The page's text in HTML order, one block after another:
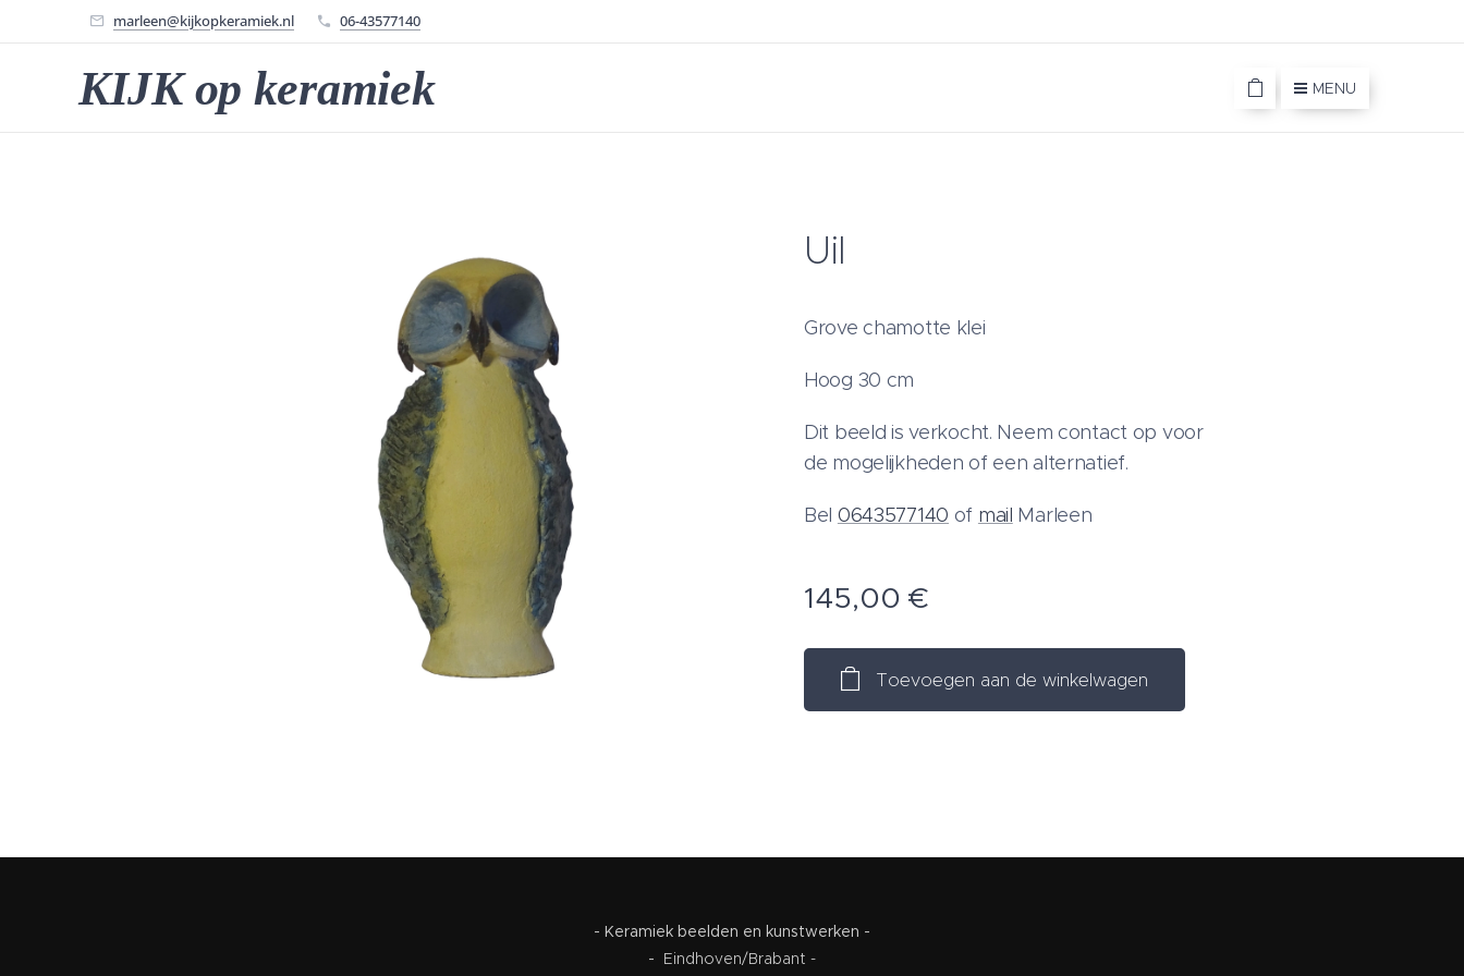
marleen@kijkopkeramiek.nl 06-43577140
KIJK op keramiek MENU
Uil
Grove chamotte klei
Hoog 30 cm
Dit beeld is verkocht. Neem contact op voor
de mogelijkheden of een alternatief.
Bel 0643577140 of mail Marleen
145,00 €
Toevoegen aan de winkelwagen
- Keramiek beelden en kunstwerken -
- Eindhoven/Brabant -